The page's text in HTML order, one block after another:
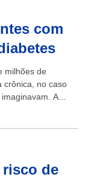
com
milhões de
crônica, no caso
A...
risco de